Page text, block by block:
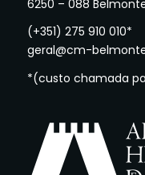
6250 – 088
(+351) 275 910 010*
geral@cm-
*(custo chamada